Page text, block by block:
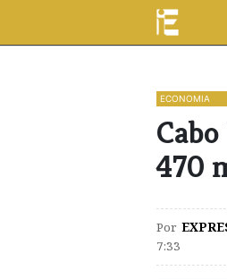
ECONOMIA
470
Por
7:33